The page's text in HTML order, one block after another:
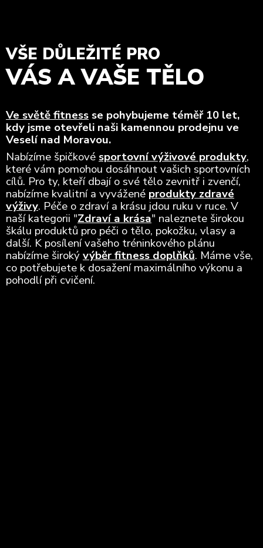
VŠE DŮLEŽITÉ PRO
VÁS A VAŠE TĚLO
Ve světě fitness se pohybujeme téměř 10 let,
kdy jsme otevřeli naši kamennou prodejnu ve
Veselí nad Moravou.
Nabízíme špičkovésportovní výživové produkty,
které vám pomohou dosáhnout vašich sportovních
cílů. Pro ty, kteří dbají o své tělo zevnitř i zvenčí,
nabízíme kvalitní a vyvážené produkty zdravé
výživy. Péče o zdraví a krásu jdou ruku v ruce. V
naší kategorii "Zdraví a krása" naleznete širokou
škálu produktů pro péči o tělo, pokožku, vlasy a
další. K posílení vašeho tréninkového plánu
nabízíme širokývýběr fitness doplňků. Máme vše,
co potřebujete k dosažení maximálního výkonu a
pohodlí při cvičení.